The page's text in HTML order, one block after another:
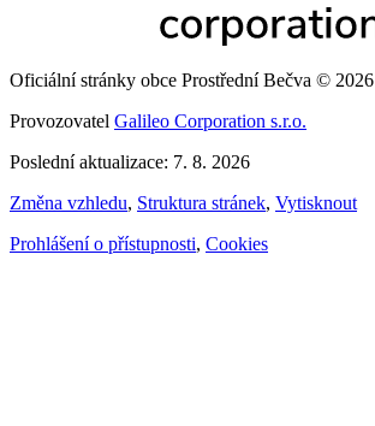
Oficiální stránky obce Prostřední Bečva © 2026
Provozovatel Galileo Corporation s.r.o.
Poslední aktualizace: 7. 8. 2026
Změna vzhledu, Struktura stránek, Vytisknout
Prohlášení o přístupnosti, Cookies